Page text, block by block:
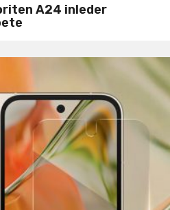
A24 inleder